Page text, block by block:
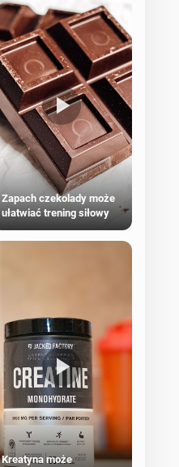
Zapach czekolady może
ułatwiać trening siłowy
Kreatyna może